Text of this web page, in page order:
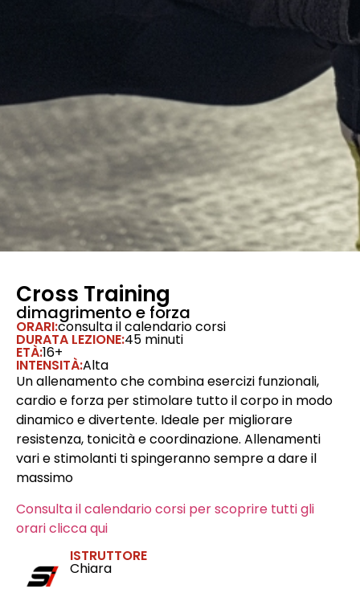
Cross Training
dimagrimento e forza
ORARI:consulta il calendario corsi
DURATA LEZIONE:45 minuti
ETÀ:16+
INTENSITÀ:Alta
Un allenamento che combina esercizi funzionali,
cardio e forza per stimolare tutto il corpo in modo
dinamico e divertente. Ideale per migliorare
resistenza, tonicità e coordinazione. Allenamenti
vari e stimolanti ti spingeranno sempre a dare il
massimo
Consulta il calendario corsi per scoprire tutti gli
orari clicca qui
ISTRUTTORE
Chiara